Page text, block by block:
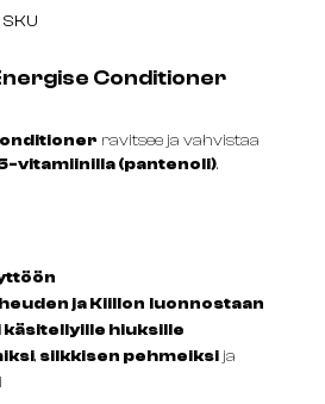
SKU
Conditioner
ravitsee ja vahvistaa
vitamiinilla (pantenoli).
ja Kiillon luonnostaan
hiuksille
, silkkisen pehmeiksi ja